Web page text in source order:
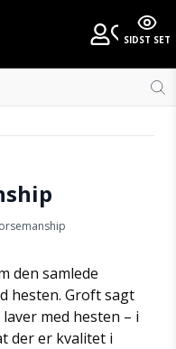
den samlede
hesten. Groft sagt
med hesten – i
der er kvalitet i
SIDST SET